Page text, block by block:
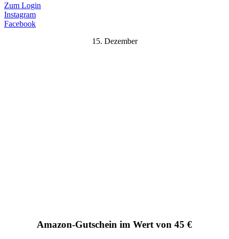
Zum Login
Instagram
Facebook
15. Dezember
Amazon-Gutschein im Wert von 45 €